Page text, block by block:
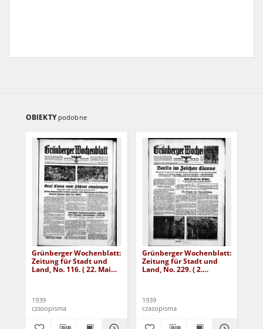
OBIEKTY podobne
Grünberger Wochenblatt:
Zeitung für Stadt und
Land, No. 116. ( 22. Mai
1939
czasopisma
Grünberger Wochenblatt:
Zeitung für Stadt und
Land, No. 229. ( 2.
1939
czasopisma